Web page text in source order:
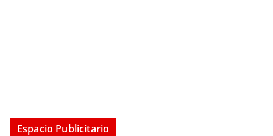
Espacio Publicitario